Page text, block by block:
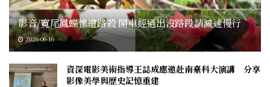
影音/寬尾鳳蝶慘遭路殺 開車經過出沒路段請減速慢行
2026-06-16
資深電影美術指導王誌成應邀赴南臺科大演講 分享
影像美學與歷史記憶重建